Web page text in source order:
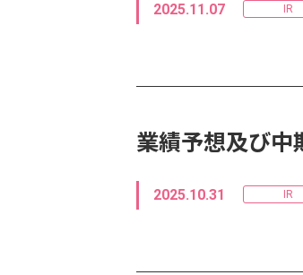
2025.11.07 IR
業績予想及び中
2025.10.31 IR